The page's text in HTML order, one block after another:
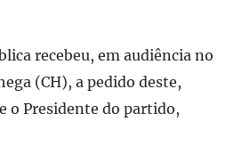
recebeu, em audiência no
(CH), a pedido deste,
o Presidente do partido,